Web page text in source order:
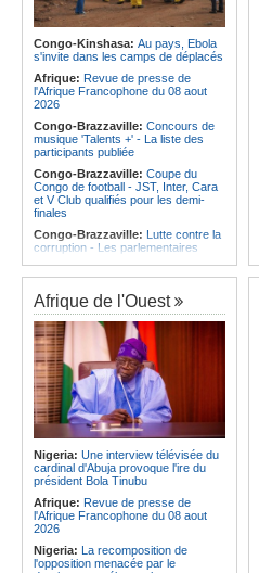
Afrique:Les statistiques clés avant
le quart de finale entre la Côte
d'Ivoire et l'Algérie
Afrique:Le Maroc et l'Afrique du
Sud se retrouvent quatre ans après
la finale
Afrique:
Côte d'Ivoire - Algérie, un
Congo-Kinshasa: Au pays, Ebola
s'invite dans les camps de déplacés
Afrique: Revue de presse de
l'Afrique Francophone du 08 aout
2026
Congo-Brazzaville: Concours de
musique 'Talents +' - La liste des
participants publiée
Congo-Brazzaville: Coupe du
Congo de football - JST, Inter, Cara
et V Club qualifiés pour les demi-
finales
Congo-Brazzaville: Lutte contre la
corruption - Les parlementaires
Congo-Brazzaville:Santé publique
- Ollombo réceptionne son hôpital de
référence
Congo-Brazzaville:
Lutte contre
les épidémies - Les employés de la
maison de retraite Kambissi en
formation
Congo-Brazzaville:Distinction -
Darrel Ornelle Elion Assiana promue
maître-assistant Cames
Afrique:Naomi Eto (Cameroun) - «
Face au Nigeria, nous donnerons
tout sur le terrain. »
Cameroun:Ngoh Ngoh, l'homme
qui signe à la place de Biya
Afrique de l'Ouest
Nigeria: Une interview télévisée du
cardinal d'Abuja provoque l'ire du
président Bola Tinubu
Afrique: Revue de presse de
l'Afrique Francophone du 08 aout
2026
Nigeria: La recomposition de
l'opposition menacée par le